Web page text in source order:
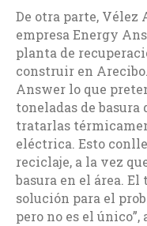
De otra parte, Vélez
empresa Energy
planta de
construir en
Answer lo que
toneladas de
tratarlas
eléctrica. Esto
reciclaje, a la vez
basura en el área.
solución para el
pero no es el único”,